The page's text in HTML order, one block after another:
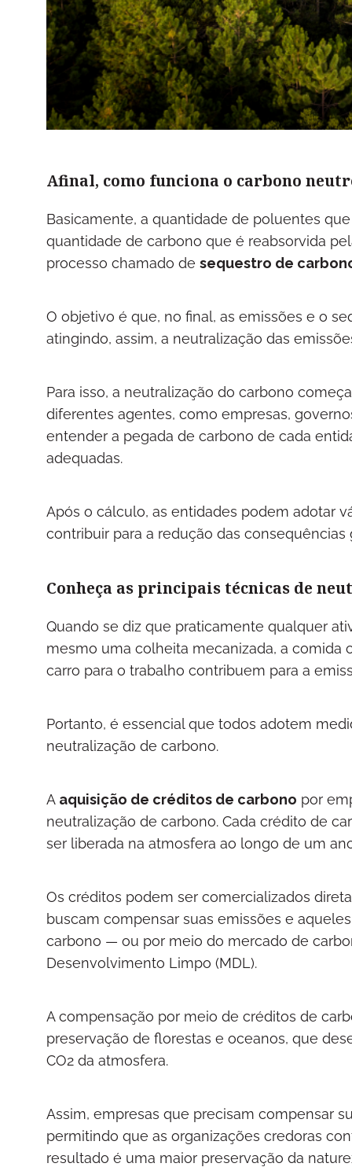
Afinal, como funciona o carbono
Basicamente, a quantidade de poluentes
quantidade de carbono que é reabsorvida
processo chamado de sequestro de
O objetivo é que, no final, as emissões e o
atingindo, assim, a neutralização das
Para isso, a neutralização do carbono
diferentes agentes, como empresas,
entender a pegada de carbono de cada
adequadas.
Após o cálculo, as entidades podem adotar
contribuir para a redução das
Conheça as principais técnicas de
Quando se diz que praticamente qualquer
mesmo uma colheita mecanizada, a
carro para o trabalho contribuem para a
Portanto, é essencial que todos adotem
neutralização de carbono.
A aquisição de créditos de carbono por
neutralização de carbono. Cada crédito de
ser liberada na atmosfera ao longo de um
Os créditos podem ser comercializados
buscam compensar suas emissões e
carbono — ou por meio do mercado de
Desenvolvimento Limpo (MDL).
A compensação por meio de créditos de
preservação de florestas e oceanos, que
CO2 da atmosfera.
Assim, empresas que precisam compensar
permitindo que as organizações credoras
resultado é uma maior preservação da